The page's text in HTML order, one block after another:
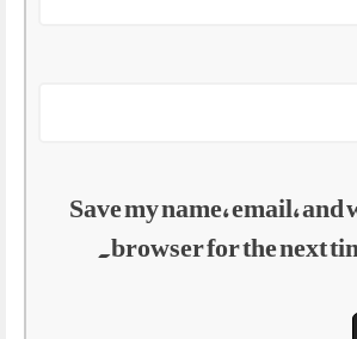
Save my name, email, and
browser for the next